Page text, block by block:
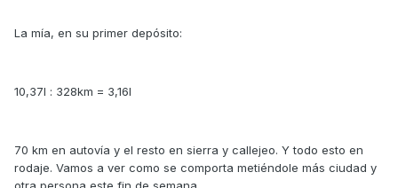
La mía, en su primer depósito:
10,37l : 328km = 3,16l
70 km en autovía y el resto en sierra y callejeo. Y todo esto en
rodaje. Vamos a ver como se comporta metiéndole más ciudad y